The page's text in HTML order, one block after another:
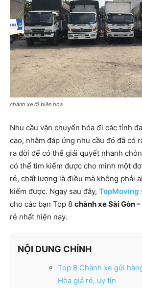
chành xe đi biên hòa
Nhu cầu vận chuyển hóa đi các tỉnh
cao, nhằm đáp ứng nhu cầu đó đã có
ra đời để có thể giải quyết nhanh
có thể tìm kiếm được cho mình một
rẻ, chất lượng là điều mà không phải
kiếm được. Ngay sau đây, TopMoving
cho các bạn Top 8 chành xe Sài Gòn
rẻ nhất hiện nay.
NỘI DUNG CHÍNH
Top 8 Chành xe gửi
Hòa giá rẻ, uy tín